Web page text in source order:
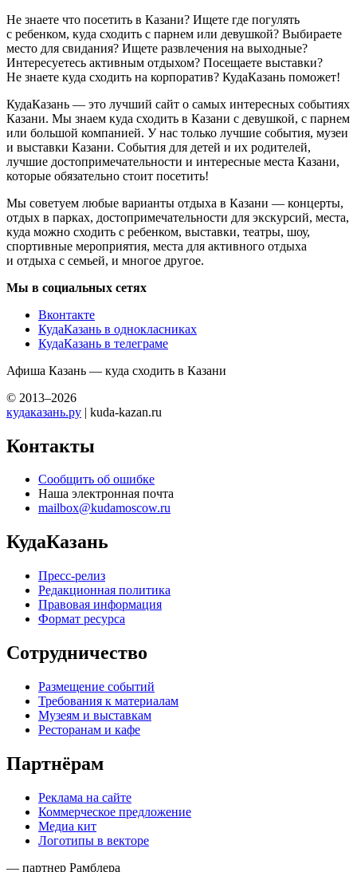
Не знаете что посетить в Казани? Ищете где погулять
с ребенком, куда сходить с парнем или девушкой? Выбираете
место для свидания? Ищете развлечения на выходные?
Интересуетесь активным отдыхом? Посещаете выставки?
Не знаете куда сходить на корпоратив? КудаКазань поможет!
КудаКазань — это лучший сайт о самых интересных событиях
Казани. Мы знаем куда сходить в Казани с девушкой, с парнем
или большой компанией. У нас только лучшие события, музеи
и выставки Казани. События для детей и их родителей,
лучшие достопримечательности и интересные места Казани,
которые обязательно стоит посетить!
Мы советуем любые варианты отдыха в Казани — концерты,
отдых в парках, достопримечательности для экскурсий, места,
куда можно сходить с ребенком, выставки, театры, шоу,
спортивные мероприятия, места для активного отдыха
и отдыха с семьей, и многое другое.
Мы в социальных сетях
Вконтакте
КудаКазань в однокласниках
КудаКазань в телеграме
Афиша Казань — куда сходить в Казани
© 2013–2026
кудаказань.ру | kuda-kazan.ru
Контакты
Сообщить об ошибке
Наша электронная почта
mailbox@kudamoscow.ru
КудаКазань
Пресс-релиз
Редакционная политика
Правовая информация
Формат ресурса
Сотрудничество
Размещение событий
Требования к материалам
Музеям и выставкам
Ресторанам и кафе
Партнёрам
Реклама на сайте
Коммерческое предложение
Медиа кит
Логотипы в векторе
— партнер Рамблера